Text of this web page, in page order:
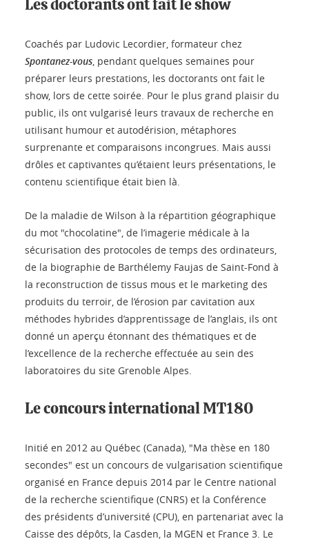
Les doctorants ont fait le show
Coachés par Ludovic Lecordier, formateur chez
Spontanez-vous , pendant quelques semaines pour
préparer leurs prestations, les doctorants ont fait le
show, lors de cette soirée. Pour le plus grand plaisir du
public, ils ont vulgarisé leurs travaux de recherche en
utilisant humour et autodérision, métaphores
surprenante et comparaisons incongrues. Mais aussi
drôles et captivantes qu’étaient leurs présentations, le
contenu scientifique était bien là.
De la maladie de Wilson à la répartition géographique
du mot "chocolatine", de l’imagerie médicale à la
sécurisation des protocoles de temps des ordinateurs,
de la biographie de Barthélemy Faujas de Saint-Fond à
la reconstruction de tissus mous et le marketing des
produits du terroir, de l’érosion par cavitation aux
méthodes hybrides d’apprentissage de l’anglais, ils ont
donné un aperçu étonnant des thématiques et de
l’excellence de la recherche effectuée au sein des
laboratoires du site Grenoble Alpes.
Le concours international MT180
Initié en 2012 au Québec (Canada), "Ma thèse en 180
secondes" est un concours de vulgarisation scientifique
organisé en France depuis 2014 par le Centre national
de la recherche scientifique (CNRS) et la Conférence
des présidents d’université (CPU), en partenariat avec la
Caisse des dépôts, la Casden, la MGEN et France 3. Le